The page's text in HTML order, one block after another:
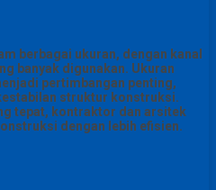
berbagai ukuran, dengan kanal
banyak digunakan. Ukuran
pertimbangan penting,
struktur konstruksi.
tepat, kontraktor dan arsitek
dengan lebih efisien.